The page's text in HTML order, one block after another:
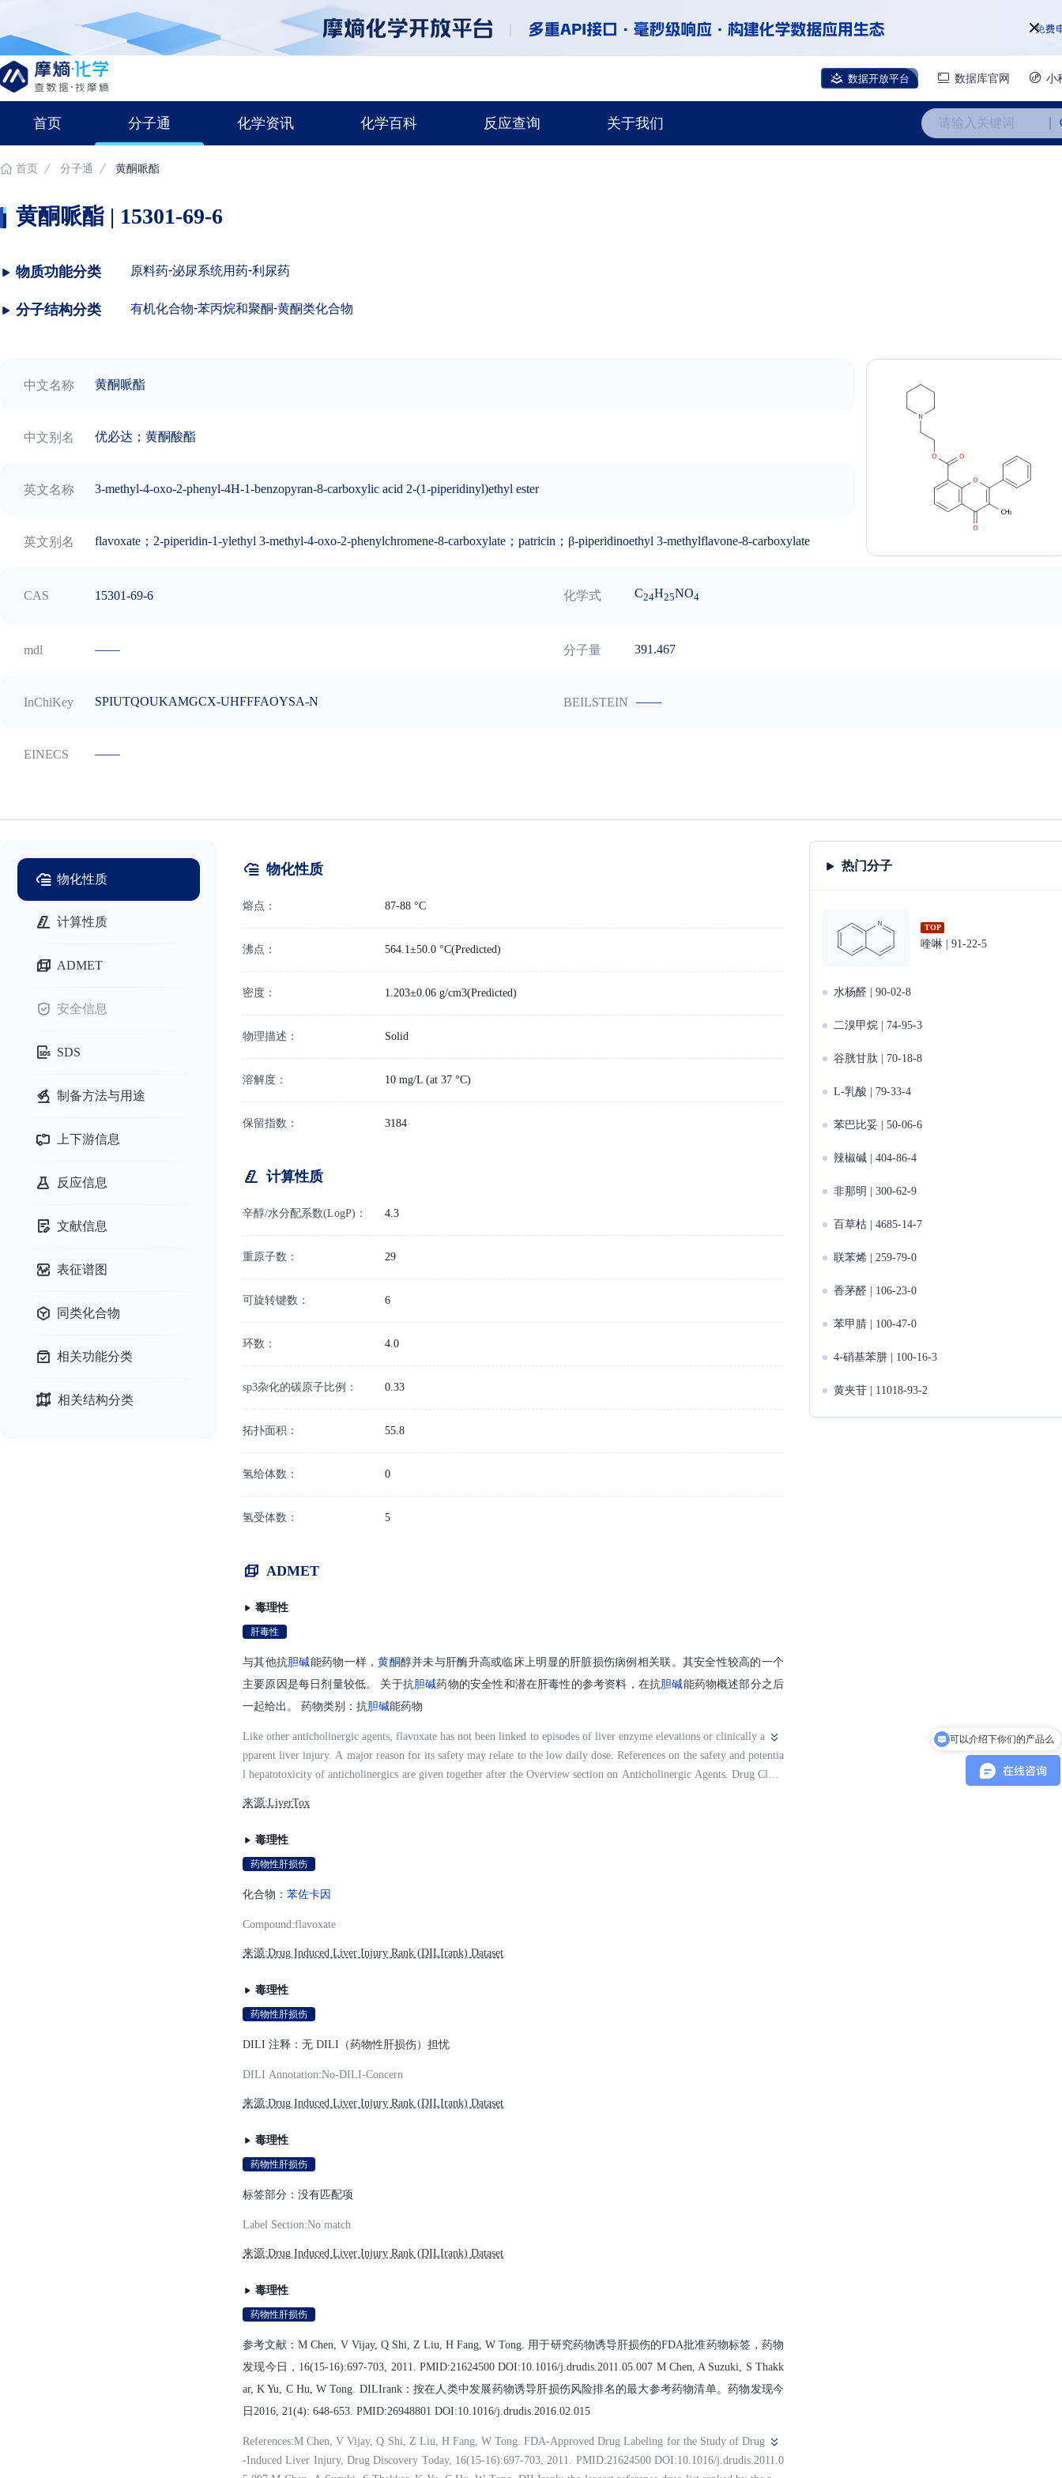
数据开放平台 数据库官网 小
首页 分子通 化学资讯 化学百科 反应查询 关于我们 请输入关键词
首页 分子通 黄酮哌酯
黄酮哌酯 | 15301-69-6
物质功能分类 原料药-泌尿系统用药-利尿药
分子结构分类 有机化合物-苯丙烷和聚酮-黄酮类化合物
中文名称 黄酮哌酯
中文别名 优必达；黄酮酸酯
英文名称 3-methyl-4-oxo-2-phenyl-4H-1-benzopyran-8-carboxylic acid 2-(1-piperidinyl)ethyl ester
英文别名 flavoxate；2-piperidin-1-ylethyl 3-methyl-4-oxo-2-phenylchromene-8-carboxylate；patricin；β-piperidinoethyl 3-methylflavone-8-carboxylate
CAS 15301-69-6 化学式 C24H25NO4
mdl —— 分子量 391.467
InChiKey SPIUTQOUKAMGCX-UHFFFAOYSA-N BEILSTEIN ——
EINECS ——
物化性质
计算性质
ADMET
安全信息
SDS
制备方法与用途
上下游信息
反应信息
文献信息
表征谱图
同类化合物
相关功能分类
相关结构分类
物化性质
熔点： 87-88 °C
沸点： 564.1±50.0 °C(Predicted)
密度： 1.203±0.06 g/cm3(Predicted)
物理描述： Solid
溶解度： 10 mg/L (at 37 °C)
保留指数： 3184
计算性质
辛醇/水分配系数(LogP)： 4.3
重原子数： 29
可旋转键数： 6
环数： 4.0
sp3杂化的碳原子比例： 0.33
拓扑面积： 55.8
氢给体数： 0
氢受体数： 5
ADMET
毒理性
肝毒性
与其他抗胆碱能药物一样，黄酮醇并未与肝酶升高或临床上明显的肝脏损伤病例相关联。其安全性较高的一个
主要原因是每日剂量较低。 关于抗胆碱药物的安全性和潜在肝毒性的参考资料，在抗胆碱能药物概述部分之后
一起给出。 药物类别：抗胆碱能药物
Like other anticholinergic agents, flavoxate has not been linked to episodes of liver enzyme elevations or clinically a
pparent liver injury. A major reason for its safety may relate to the low daily dose. References on the safety and potentia
l hepatotoxicity of anticholinergics are given together after the Overview section on Anticholinergic Agents. Drug Class:
来源:LiverTox
毒理性
药物性肝损伤
化合物： 苯佐卡因
Compound:flavoxate
来源:Drug Induced Liver Injury Rank (DILIrank) Dataset
毒理性
药物性肝损伤
DILI 注释：无 DILI（药物性肝损伤）担忧
DILI Annotation:No-DILI-Concern
来源:Drug Induced Liver Injury Rank (DILIrank) Dataset
毒理性
药物性肝损伤
标签部分：没有匹配项
Label Section:No match
来源:Drug Induced Liver Injury Rank (DILIrank) Dataset
毒理性
药物性肝损伤
参考文献：M Chen, V Vijay, Q Shi, Z Liu, H Fang, W Tong. 用于研究药物诱导肝损伤的FDA批准药物标签，药物
发现今日，16(15-16):697-703, 2011. PMID:21624500 DOI:10.1016/j.drudis.2011.05.007 M Chen, A Suzuki, S Thakk
ar, K Yu, C Hu, W Tong. DILIrank：按在人类中发展药物诱导肝损伤风险排名的最大参考药物清单。药物发现今
日2016, 21(4): 648-653. PMID:26948801 DOI:10.1016/j.drudis.2016.02.015
References:M Chen, V Vijay, Q Shi, Z Liu, H Fang, W Tong. FDA-Approved Drug Labeling for the Study of Drug
-Induced Liver Injury, Drug Discovery Today, 16(15-16):697-703, 2011. PMID:21624500 DOI:10.1016/j.drudis.2011.0
热门分子
TOP
喹啉 | 91-22-5
水杨醛 | 90-02-8
二溴甲烷 | 74-95-3
谷胱甘肽 | 70-18-8
L-乳酸 | 79-33-4
苯巴比妥 | 50-06-6
辣椒碱 | 404-86-4
非那明 | 300-62-9
百草枯 | 4685-14-7
联苯烯 | 259-79-0
香茅醛 | 106-23-0
苯甲腈 | 100-47-0
4-硝基苯肼 | 100-16-3
黄夹苷 | 11018-93-2
可以介绍下你们的产品么